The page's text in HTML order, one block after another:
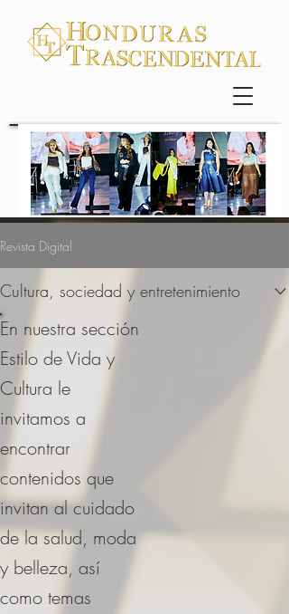
Revista Digital
Cultura, sociedad y entretenimiento
En nuestra sección
Estilo de Vida y
Cultura le
invitamos a
encontrar
contenidos que
invitan al cuidado
de la salud, moda
y belleza, así
como temas